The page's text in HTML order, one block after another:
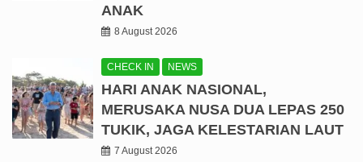
ANAK
8 August 2026
CHECK IN NEWS
HARI ANAK NASIONAL,
MERUSAKA NUSA DUA LEPAS 250
TUKIK, JAGA KELESTARIAN LAUT
7 August 2026